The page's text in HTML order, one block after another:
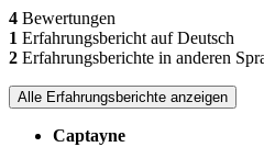
4 Bewertungen
1 Erfahrungsbericht auf Deutsch
2 Erfahrungsberichte in anderen
Alle Erfahrungsberichte anzeigen
Captayne